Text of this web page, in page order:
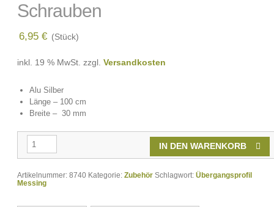
Schrauben
6,95 € (Stück)
inkl. 19 % MwSt. zzgl. Versandkosten
Alu Silber
Länge – 100 cm
Breite – 30 mm
Mako
Übergangsprofil
Alu
30
mm
IN DEN WARENKORB
Artikelnummer: 8740 Kategorie: Zubehör Schlagwort: Übergangsprofil
Messing